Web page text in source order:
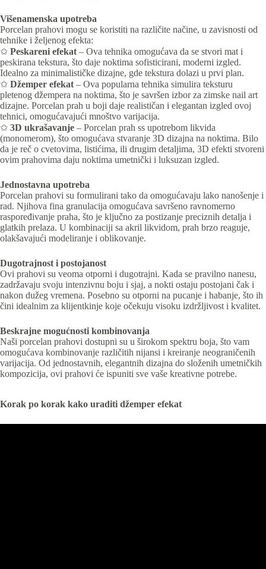
Višenamenska upotreba
Porcelan prahovi mogu se koristiti na različite načine, u zavisnosti od
tehnike i željenog efekta:
✩ Peskareni efekat– Ova tehnika omogućava da se stvori mat i
peskirana tekstura, što daje noktima sofisticirani, moderni izgled.
Idealno za minimalističke dizajne, gde tekstura dolazi u prvi plan.
✩ Džemper efekat– Ova popularna tehnika simulira teksturu
pletenog džempera na noktima, što je savršen izbor za zimske nail art
dizajne. Porcelan prah u boji daje realističan i elegantan izgled ovoj
tehnici, omogućavajući mnoštvo varijacija.
✩ 3D ukrašavanje – Porcelan prah ss upotrebom likvida
(monomerom), što omogućava stvaranje 3D dizajna na noktima. Bilo
da je reč o cvetovima, listićima, ili drugim detaljima, 3D efekti stvoreni
ovim prahovima daju noktima umetnički i luksuzan izgled.
Jednostavna upotreba
Porcelan prahovi su formulirani tako da omogućavaju lako nanošenje i
rad. Njihova fina granulacija omogućava savršeno ravnomerno
raspoređivanje praha, što je ključno za postizanje preciznih detalja i
glatkih prelaza. U kombinaciji sa akril likvidom, prah brzo reaguje,
olakšavajući modeliranje i oblikovanje.
Dugotrajnost i postojanost
Ovi prahovi su veoma otporni i dugotrajni. Kada se pravilno nanesu,
zadržavaju svoju intenzivnu boju i sjaj, a nokti ostaju postojani čak i
nakon dužeg vremena. Posebno su otporni na pucanje i habanje, što ih
čini idealnim za klijentkinje koje očekuju visoku izdržljivost i kvalitet.
Beskrajne mogućnosti kombinovanja
Naši porcelan prahovi dostupni su u širokom spektru boja, što vam
omogućava kombinovanje različitih nijansi i kreiranje neograničenih
varijacija. Od jednostavnih, elegantnih dizajna do složenih umetničkih
kompozicija, ovi prahovi će ispuniti sve vaše kreativne potrebe.
Korak po korak kako uraditi džemper efekat